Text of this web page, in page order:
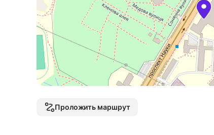
Проложить маршрут